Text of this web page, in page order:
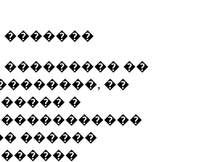
�������
��
��
�
������